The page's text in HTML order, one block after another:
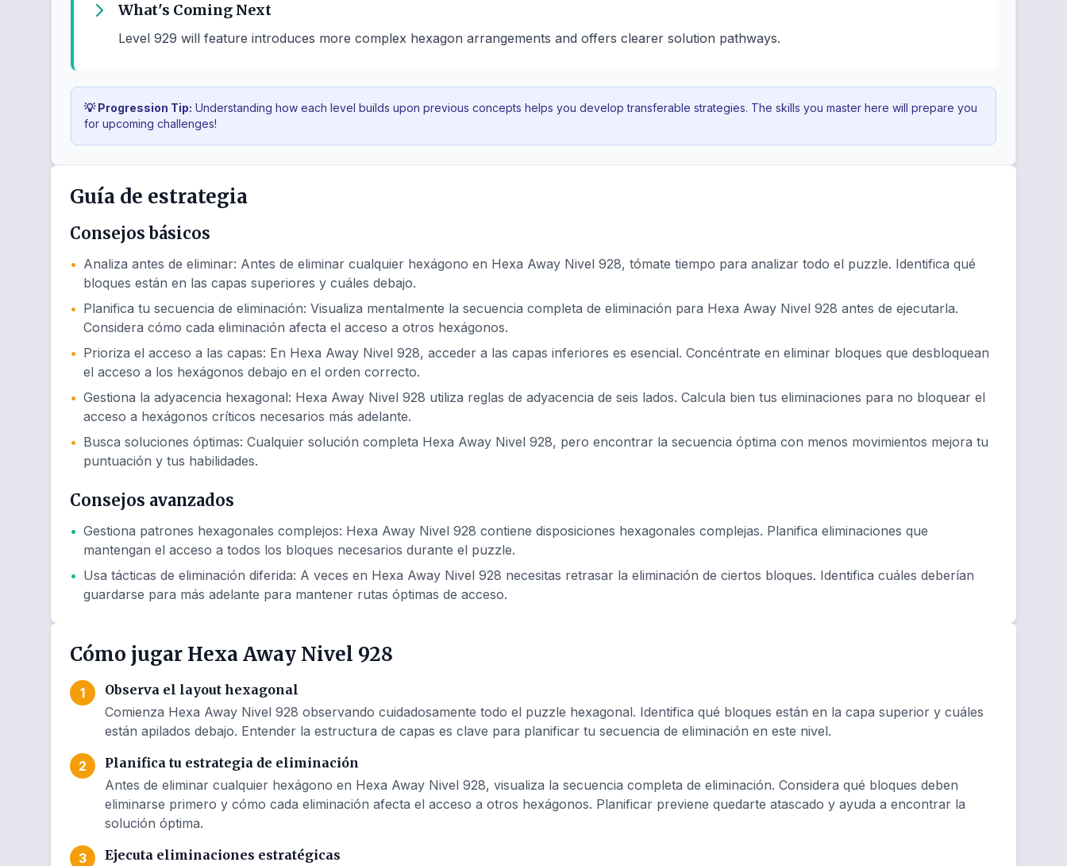
What's Coming Next
Level 929 will feature introduces more complex hexagon arrangements and offers clearer solution pathways.
💡 Progression Tip: Understanding how each level builds upon previous concepts helps you develop transferable strategies. The skills you master here will prepare you
for upcoming challenges!
Guía de estrategia
Consejos básicos
• Analiza antes de eliminar: Antes de eliminar cualquier hexágono en Hexa Away Nivel 928, tómate tiempo para analizar todo el puzzle. Identifica qué
bloques están en las capas superiores y cuáles debajo.
• Planifica tu secuencia de eliminación: Visualiza mentalmente la secuencia completa de eliminación para Hexa Away Nivel 928 antes de ejecutarla.
Considera cómo cada eliminación afecta el acceso a otros hexágonos.
• Prioriza el acceso a las capas: En Hexa Away Nivel 928, acceder a las capas inferiores es esencial. Concéntrate en eliminar bloques que desbloquean
el acceso a los hexágonos debajo en el orden correcto.
• Gestiona la adyacencia hexagonal: Hexa Away Nivel 928 utiliza reglas de adyacencia de seis lados. Calcula bien tus eliminaciones para no bloquear el
acceso a hexágonos críticos necesarios más adelante.
• Busca soluciones óptimas: Cualquier solución completa Hexa Away Nivel 928, pero encontrar la secuencia óptima con menos movimientos mejora tu
puntuación y tus habilidades.
Consejos avanzados
• Gestiona patrones hexagonales complejos: Hexa Away Nivel 928 contiene disposiciones hexagonales complejas. Planifica eliminaciones que
mantengan el acceso a todos los bloques necesarios durante el puzzle.
• Usa tácticas de eliminación diferida: A veces en Hexa Away Nivel 928 necesitas retrasar la eliminación de ciertos bloques. Identifica cuáles deberían
guardarse para más adelante para mantener rutas óptimas de acceso.
Cómo jugar Hexa Away Nivel 928
1
Observa el layout hexagonal
Comienza Hexa Away Nivel 928 observando cuidadosamente todo el puzzle hexagonal. Identifica qué bloques están en la capa superior y cuáles
están apilados debajo. Entender la estructura de capas es clave para planificar tu secuencia de eliminación en este nivel.
2
Planifica tu estrategia de eliminación
Antes de eliminar cualquier hexágono en Hexa Away Nivel 928, visualiza la secuencia completa de eliminación. Considera qué bloques deben
eliminarse primero y cómo cada eliminación afecta el acceso a otros hexágonos. Planificar previene quedarte atascado y ayuda a encontrar la
solución óptima.
3 Ejecuta eliminaciones estratégicas